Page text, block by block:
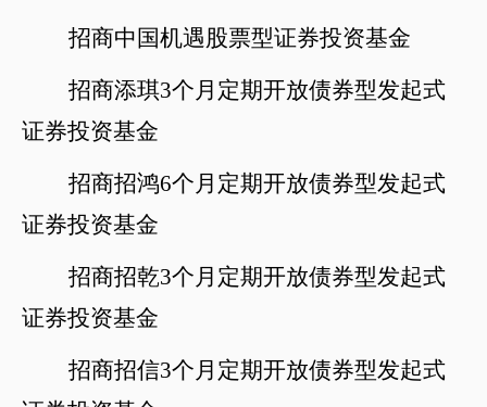
招商中国机遇股票型证券投资基金
招商添琪3个月定期开放债券型发起式
证券投资基金
招商招鸿6个月定期开放债券型发起式
证券投资基金
招商招乾3个月定期开放债券型发起式
证券投资基金
招商招信3个月定期开放债券型发起式